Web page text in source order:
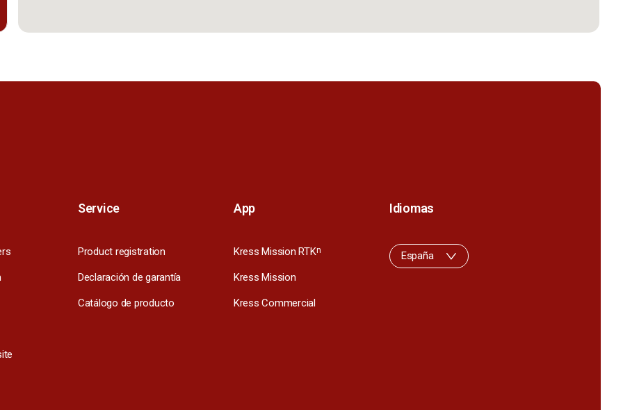
Service
Product registration
Declaración de garantía
Catálogo de producto
App
Kress Mission RTKn
Kress Mission
Kress Commercial
Idiomas
España